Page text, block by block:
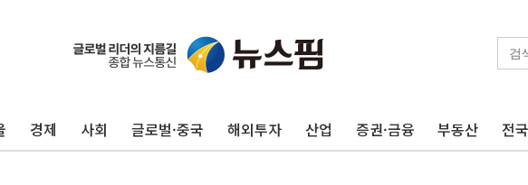
경제 사회 글로벌·중국 해외투자 산업 증권·금융 부동산 전국
포항시 재난예산 40억 긴급 투입…고수온 양식장 복
울진·영덕 '호우특보'-포항 '산사태 주의보'...경북
인천 합동연설회 나선 송영길·정청래·김민석 당대
김민석, 2주차 제주·인천 경선서 정청래에 승리